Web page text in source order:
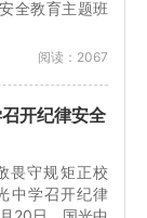
全教育主题班
阅读：2067
开纪律安全
畏守规矩正校
中学召开纪律